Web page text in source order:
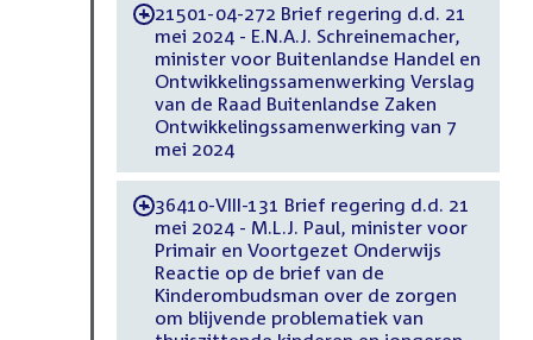
-21501-04-272 Brief regering d.d. 21
mei 2024 - E.N.A.J. Schreinemacher,
minister voor Buitenlandse Handel en
Ontwikkelingssamenwerking Verslag
van de Raad Buitenlandse Zaken
Ontwikkelingssamenwerking van 7
mei 2024
-36410-VIII-131 Brief regering d.d. 21
mei 2024 - M.L.J. Paul, minister voor
Primair en Voortgezet Onderwijs
Reactie op de brief van de
Kinderombudsman over de zorgen
om blijvende problematiek van